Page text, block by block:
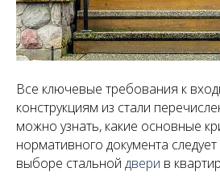
Все ключевые требования к
конструкциям из стали
можно узнать, какие основные
нормативного документа
выборе стальной двери в